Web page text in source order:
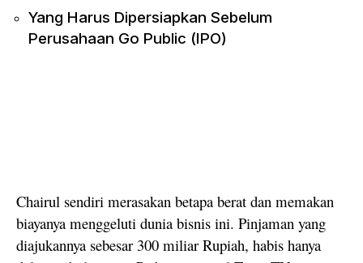
Yang Harus Dipersiapkan Sebelum
Perusahaan Go Public (IPO)
Chairul sendiri merasakan betapa berat dan memakan
biayanya menggeluti dunia bisnis ini. Pinjaman yang
diajukannya sebesar 300 miliar Rupiah, habis hanya